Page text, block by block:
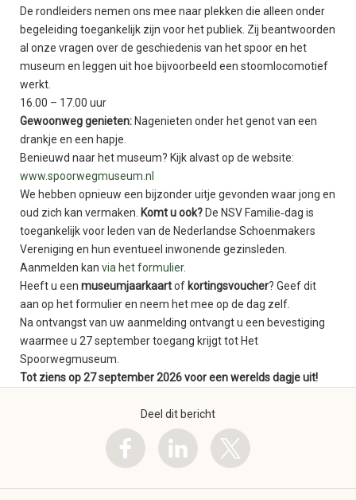
De rondleiders nemen ons mee naar plekken die alleen onder
begeleiding toegankelijk zijn voor het publiek. Zij beantwoorden
al onze vragen over de geschiedenis van het spoor en het
museum en leggen uit hoe bijvoorbeeld een stoomlocomotief
werkt.
16.00 – 17.00 uur
Gewoonweg genieten: Nagenieten onder het genot van een
drankje en een hapje.
Benieuwd naar het museum? Kijk alvast op de website:
www.spoorwegmuseum.nl
We hebben opnieuw een bijzonder uitje gevonden waar jong en
oud zich kan vermaken. Komt u ook? De NSV Familie‑dag is
toegankelijk voor leden van de Nederlandse Schoenmakers
Vereniging en hun eventueel inwonende gezinsleden.
Aanmelden kan via het formulier.
Heeft u een museumjaarkaartof kortingsvoucher? Geef dit
aan op het formulier en neem het mee op de dag zelf.
Na ontvangst van uw aanmelding ontvangt u een bevestiging
waarmee u 27 september toegang krijgt tot Het
Spoorwegmuseum.
Tot ziens op 27 september 2026 voor een werelds dagje uit!
Deel dit bericht